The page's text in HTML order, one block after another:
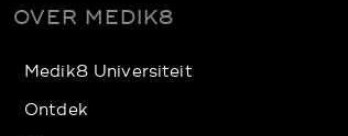
OVER MEDIK8
Medik8 Universiteit
Ontdek